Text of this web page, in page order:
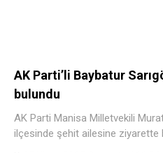
AK Parti’li Baybatur
bulundu
AK Parti Manisa Milletvekili
ilçesinde şehit ailesine ziyarette